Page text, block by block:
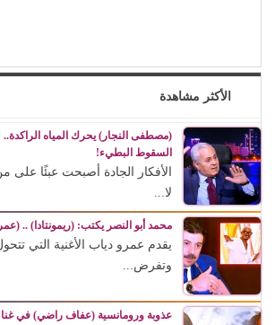
الأكثر مشاهدة
(مصطفى النجار) يحرك المياه الراكدة..
السقوط البطيء!
الأفكار الجادة أصبحت عبئًا على
لا...
محمد أبو النصر يكتب: (ريمونتادا) ..
يقدم عمرو دياب الأغنية التي
وتفرض...
عذوبة ورومانسية (عفاف راضي) في